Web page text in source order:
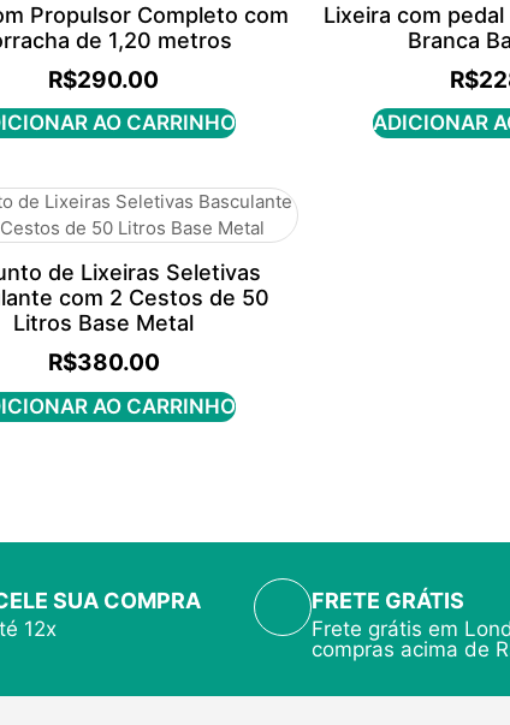
Propulsor Completo com
de 1,20 metros
R$290.00
AO CARRINHO
Lixeira com
Branca
R$
ADICIONAR
de Lixeiras Seletivas
com 2 Cestos de 50
Litros Base Metal
R$380.00
AO CARRINHO
SUA COMPRA
12x
FRETE GRÁTIS
Frete grátis em
compras acima de